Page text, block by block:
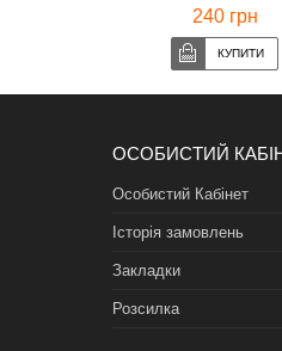
240 грн
ОСОБИСТИЙ
Особистий Кабінет
Історія замовлень
Закладки
Розсилка